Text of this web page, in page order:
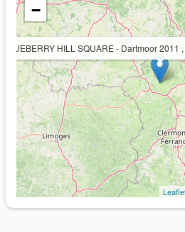
BLUEBERRY HILL SQUARE - Dartmoor 2011
−